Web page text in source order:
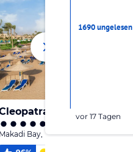
1690 ungelesen
vor 17 Tagen